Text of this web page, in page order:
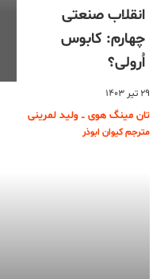
انقلاب صنعتی
چهارم: کابوس
اُرولی؟
۲۹ تیر ۱۴۰۳
تان مینگ هوی ــ ولید لمرینی
مترجم کیوان ابوذر